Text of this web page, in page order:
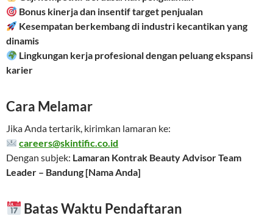
Bonus kinerja dan insentif target penjualan
Kesempatan berkembang di industri kecantikan yang
dinamis
Lingkungan kerja profesional dengan peluang ekspansi
karier
Cara Melamar
Jika Anda tertarik, kirimkan lamaran ke:
careers@skintific.co.id
Dengan subjek: Lamaran Kontrak Beauty Advisor Team
Leader – Bandung [Nama Anda]
Batas Waktu Pendaftaran